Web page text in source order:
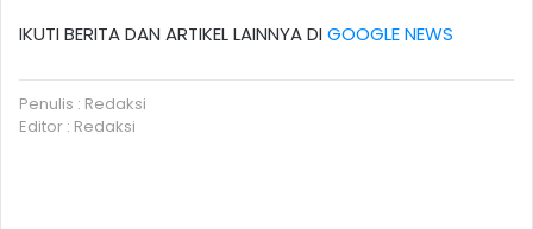
IKUTI BERITA DAN ARTIKEL LAINNYA DIGOOGLE NEWS
Penulis : Redaksi
Editor : Redaksi